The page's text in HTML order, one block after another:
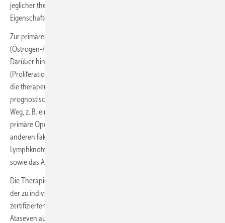
jeglicher therapeutischen Schritte müssen die molekularen
Eigenschaften des Karzinoms bekannt sein.
Zur primären Einschätzung sind die Hormonrezeptoren
(Östrogen-/Progesteronrezeptor) und der Her2/neu-Status essenziell.
Darüber hinaus gehen das Grading und das Ki67
(Proliferationsmarker), ggf. auch ein Multigen-Assay, immer mehr in
die therapeutischen Überlegungen ein. Denn bereits anhand dieser
prognostischen/prädiktiven Faktoren wird der weitere therapeutische
Weg, z. B. eine primär neoadjuvante Chemotherapie oder eine
primäre Operation, festgelegt. Natürlich sind darüber hinaus die
anderen Faktoren wie die Tumorgröße, der klinische
Lymphknotenstatus (erhoben anhand von Ultraschall und Palpation)
sowie das Alter der Patientin und deren Komorbidität relevant.
Die Therapie von Mammakarzinom-Patientinnen sollte bei der Vielfalt
der zu individualisierten Therapieanpassungen nur noch an
zertifizierten High-Impact-Zentren vorgenommen werden, forderte
Ataseven abschließend.